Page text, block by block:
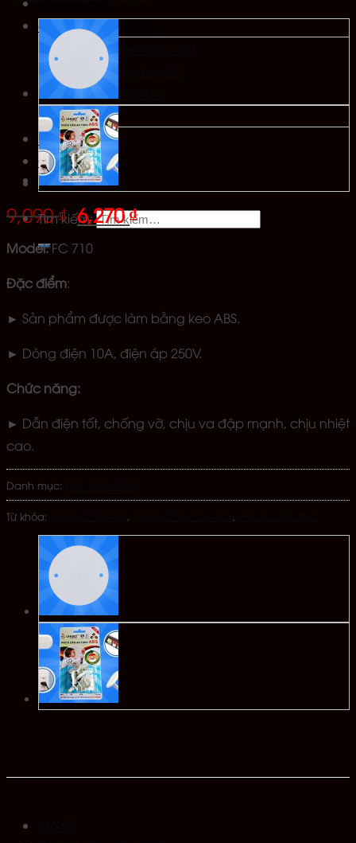
catalogue & profile
Catalogue tiếng việt
Catalogue english
Hồ sơ năng lực
Tin tức
Bảng Giá
Chi nhánh
Liên hệ
Tìm kiếm:
9,090₫ 6,270₫
Model:FC 710
Đặc điểm:
► Sản phẩm được làm bằng keo ABS.
► Dòng điện 10A, điện áp 250V.
Chức năng:
► Dẫn điện tốt, chống vỡ, chịu va đập mạnh, chịu nhiệt
cao.
Danh mục:
Từ khóa: , ,